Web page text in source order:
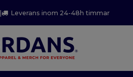
| Leverans inom 24-48h timmar